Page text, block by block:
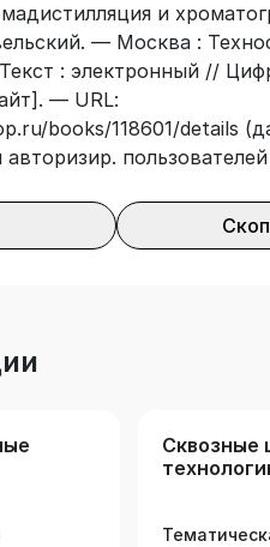
аналитического
химико-
и
— Москва :
: электронный //
— URL:
books/118601/details
пользователей
Сквозные